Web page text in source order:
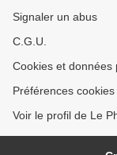
Signaler un abus
C.G.U.
Cookies et données
Préférences cookies
Voir le profil de Le